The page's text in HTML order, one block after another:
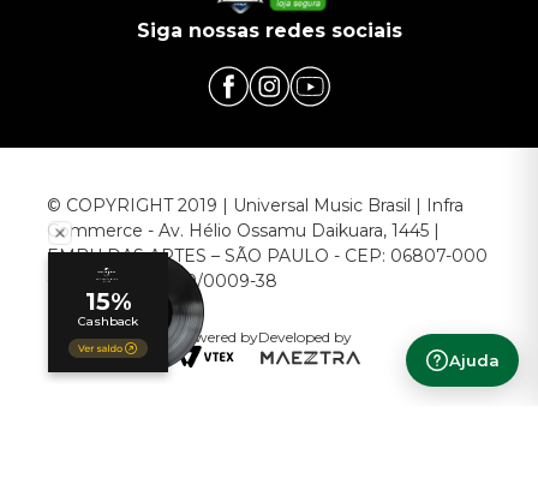
Ajuda
Siga nossas redes sociais
© COPYRIGHT 2019 | Universal Music Brasil | Infra
Commerce - Av. Hélio Ossamu Daikuara, 1445 |
EMBU DAS ARTES – SÃO PAULO - CEP: 06807-000
CNPJ: 00.952.789/0009-38
Powered byDeveloped by